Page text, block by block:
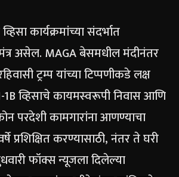
कार्यक्रमांच्या संदर्भात
असेल. MAGA बेसमधील मंदीनंतर
ट्रम्प यांच्या टिप्पणीकडे लक्ष
व्हिसाचे कायमस्वरूपी निवास आणि
परदेशी कामगारांना आणण्याचा
प्रशिक्षित करण्यासाठी, नंतर ते घरी
फॉक्स न्यूजला दिलेल्या